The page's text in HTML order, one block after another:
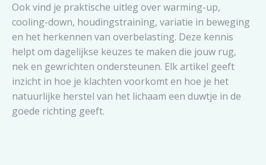
Ook vind je praktische uitleg over warming-up,
cooling-down, houdingstraining, variatie in beweging
en het herkennen van overbelasting. Deze kennis
helpt om dagelijkse keuzes te maken die jouw rug,
nek en gewrichten ondersteunen. Elk artikel geeft
inzicht in hoe je klachten voorkomt en hoe je het
natuurlijke herstel van het lichaam een duwtje in de
goede richting geeft.